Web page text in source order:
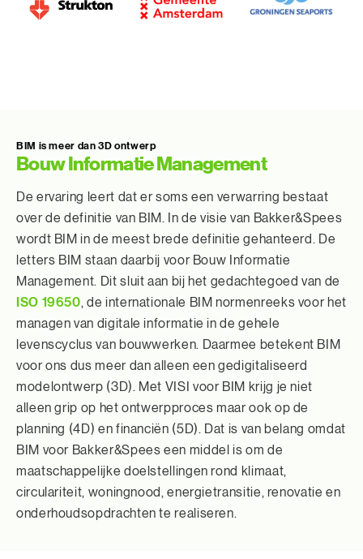
BIM is meer dan 3D ontwerp
Bouw Informatie Management
De ervaring leert dat er soms een verwarring bestaat
over de definitie van BIM. In de visie van Bakker&Spees
wordt BIM in de meest brede definitie gehanteerd. De
letters BIM staan daarbij voor Bouw Informatie
Management. Dit sluit aan bij het gedachtegoed van de
ISO 19650, de internationale BIM normenreeks voor het
managen van digitale informatie in de gehele
levenscyclus van bouwwerken. Daarmee betekent BIM
voor ons dus meer dan alleen een gedigitaliseerd
modelontwerp (3D). Met VISI voor BIM krijg je niet
alleen grip op het ontwerpproces maar ook op de
planning (4D) en financiën (5D). Dat is van belang omdat
BIM voor Bakker&Spees een middel is om de
maatschappelijke doelstellingen rond klimaat,
circulariteit, woningnood, energietransitie, renovatie en
onderhoudsopdrachten te realiseren.